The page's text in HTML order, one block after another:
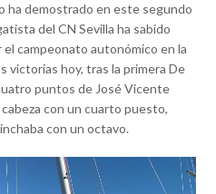
ha demostrado en este segundo
del CN Sevilla ha sabido
campeonato autonómico en la
victorias hoy, tras la primera De
puntos de José Vicente
con un cuarto puesto,
con un octavo.